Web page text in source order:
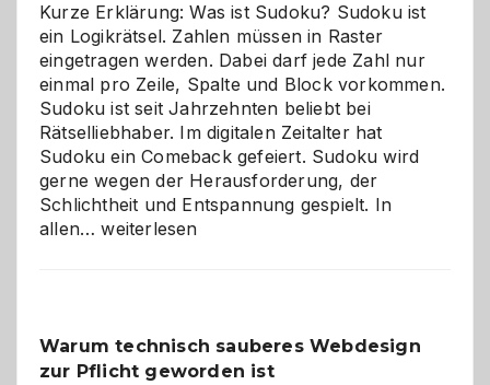
Kurze Erklärung: Was ist Sudoku? Sudoku ist
ein Logikrätsel. Zahlen müssen in Raster
eingetragen werden. Dabei darf jede Zahl nur
einmal pro Zeile, Spalte und Block vorkommen.
Sudoku ist seit Jahrzehnten beliebt bei
Rätselliebhaber. Im digitalen Zeitalter hat
Sudoku ein Comeback gefeiert. Sudoku wird
gerne wegen der Herausforderung, der
Schlichtheit und Entspannung gespielt. In
allen…Sudoku
den
Logikrätseln
weiterlesen
Warum technisch sauberes Webdesign
zur Pflicht geworden ist